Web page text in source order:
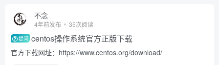
不念
4年前发布 35次阅读
提问 centos操作系统官方正版下载
官方下载网址：https://www.centos.org/download/